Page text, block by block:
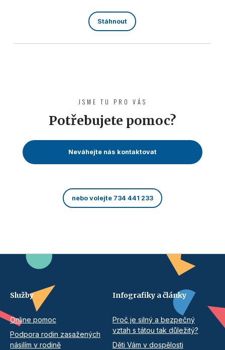
Stáhnout
JSME TU PRO VÁS
Potřebujete pomoc?
Neváhejte nás kontaktovat
nebo volejte 734 441 233
Služby
Online pomoc
Podpora rodin zasažených
násilím v rodině
Infografiky a články
Proč je silný a bezpečný
vztah s tátou tak důležitý?
Děti Vám v dospělosti